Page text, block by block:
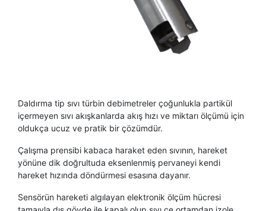
Daldırma tip sıvı türbin debimetreler çoğunlukla partikül
içermeyen sıvı akışkanlarda akış hızı ve miktarı ölçümü için
oldukça ucuz ve pratik bir çözümdür.
Çalışma prensibi kabaca haraket eden sıvının, hareket
yönüne dik doğrultuda eksenlenmiş pervaneyi kendi
hareket hızında döndürmesi esasına dayanır.
Sensörün hareketi algılayan elektronik ölçüm hücresi